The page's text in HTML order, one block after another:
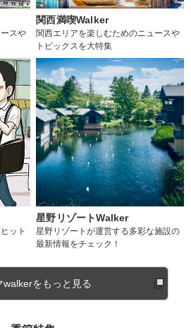
スや
関西満喫Walker
関西エリアを楽しむためのニュースや
トピックスを大特集
ット
星野リゾートWalker
星野リゾートが運営する多彩な施設の
最新情報をチェック！
walkerをもっと見る